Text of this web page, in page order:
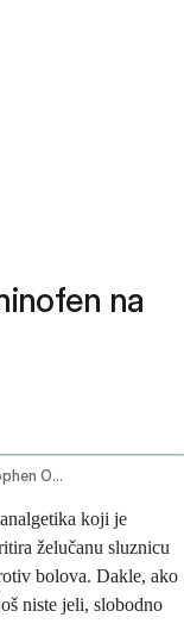
na
Can I Take Acetaminophen On An Empty Stomach
koji je
želučanu sluznicu
bolova. Dakle, ako
niste jeli, slobodno